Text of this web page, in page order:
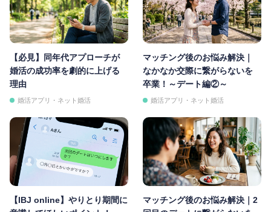
【必見】同年代アプローチが
婚活の成功率を劇的に上げる
理由
婚活アプリ・ネット婚活
マッチング後のお悩み解決｜
なかなか交際に繋がらないを
卒業！～デート編②～
婚活アプリ・ネット婚活
【IBJ online】やりとり期間に
マッチング後のお悩み解決｜2